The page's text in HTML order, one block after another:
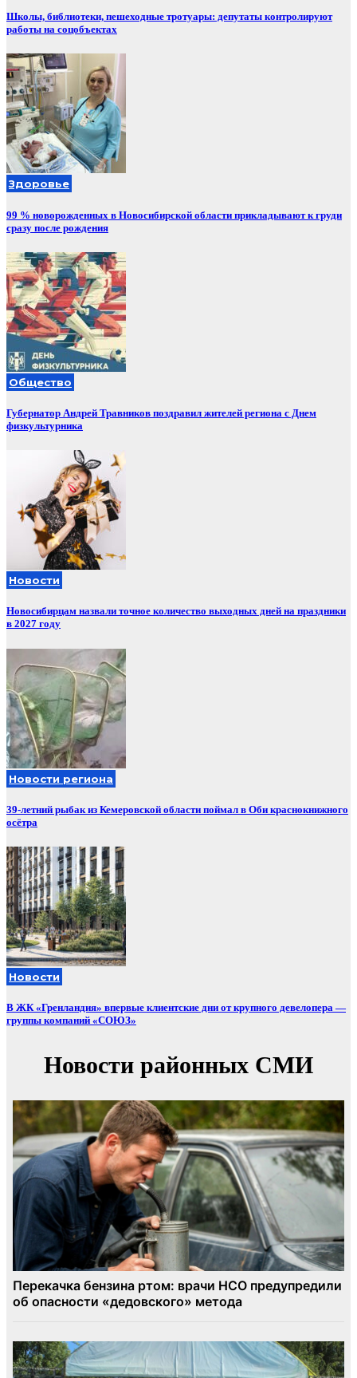
Школы, библиотеки, пешеходные тротуары: депутаты контролируют
работы на соцобъектах
Здоровье
99 % новорожденных в Новосибирской области прикладывают к груди
сразу после рождения
Общество
Губернатор Андрей Травников поздравил жителей региона с Днем
физкультурника
Новости
Новосибирцам назвали точное количество выходных дней на праздники
в 2027 году
Новости региона
39-летний рыбак из Кемеровской области поймал в Оби краснокнижного
осётра
Новости
В ЖК «Гренландия» впервые клиентские дни от крупного девелопера —
группы компаний «СОЮЗ»